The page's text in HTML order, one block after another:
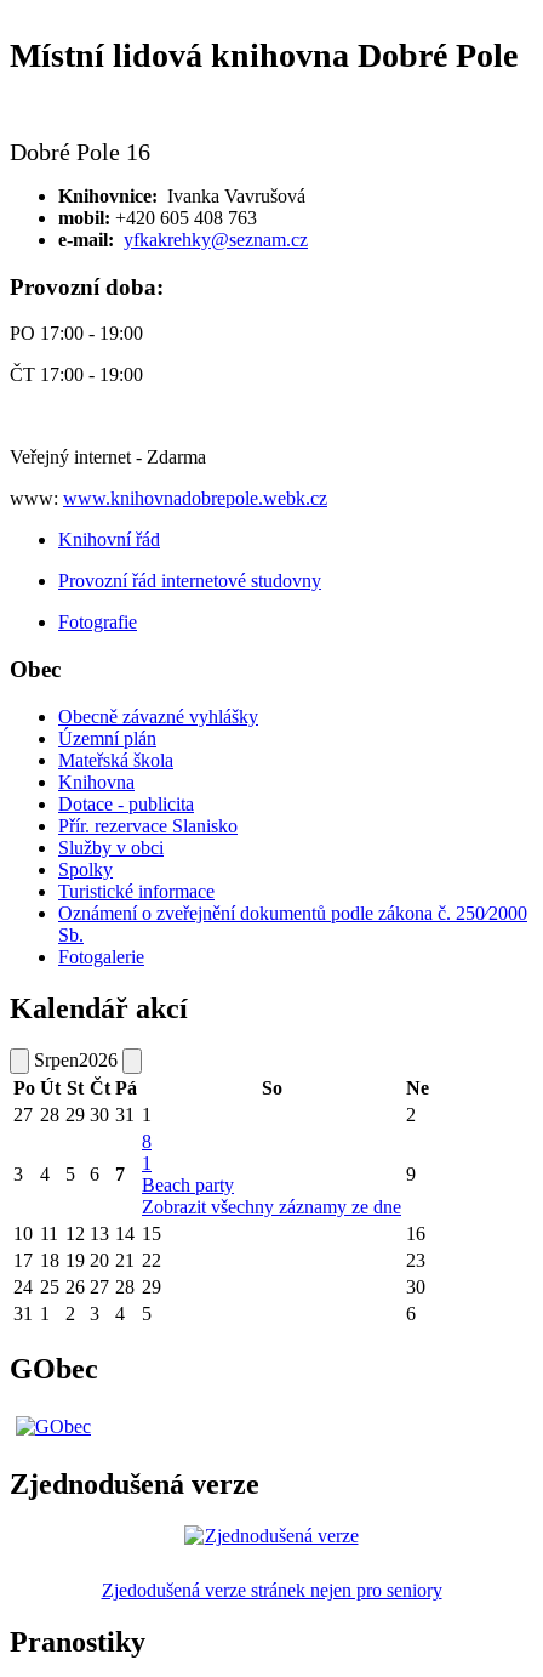
Místní lidová knihovna Dobré Pole
Dobré Pole 16
Knihovnice: Ivanka Vavrušová
mobil: +420 605 408 763
e-mail: yfkakrehky@seznam.cz
Provozní doba:
PO 17:00 - 19:00
ČT 17:00 - 19:00
Veřejný internet - Zdarma
www: www.knihovnadobrepole.webk.cz
Knihovní řád
Provozní řád internetové studovny
Fotografie
Obec
Obecně závazné vyhlášky
Územní plán
Mateřská škola
Knihovna
Dotace - publicita
Přír. rezervace Slanisko
Služby v obci
Spolky
Turistické informace
Oznámení o zveřejnění dokumentů podle zákona č. 250⁄2000
Sb.
Fotogalerie
Kalendář akcí
Srpen2026
Po Út St Čt Pá So
Ne
27 28 29 30 31 1 2
3 4 5 6 7
8
1
Beach party
Zobrazit všechny záznamy ze dne
9
10 11 12 13 14 15
16
17 18 19 20 21 22
23
24 25 26 27 28 29
30
31 1 2 3 4 5 6
GObec
Zjednodušená verze
Zjedodušená verze stránek nejen pro seniory
Pranostiky